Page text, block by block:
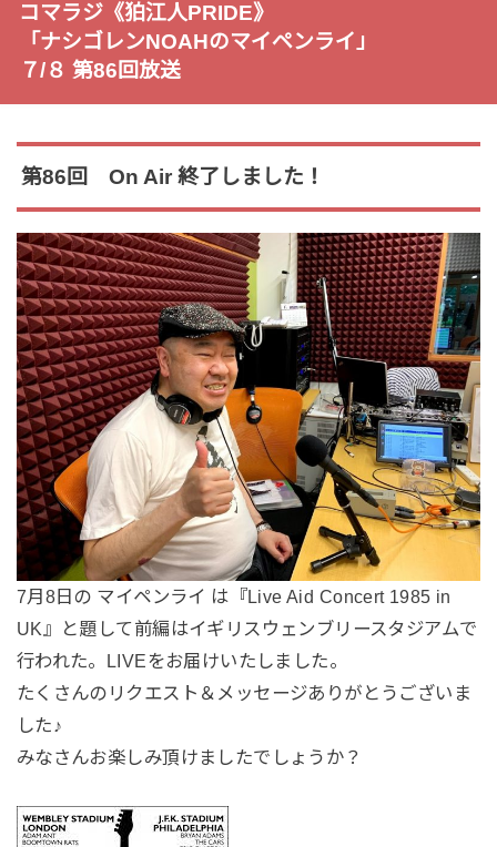
コマラジ《狛江人PRIDE》
「ナシゴレンNOAHのマイペンライ」
７/８ 第86回放送
第86回 On Air 終了しました！
7月8日の マイペンライ は『Live Aid Concert 1985 in
UK』と題して前編はイギリスウェンブリースタジアムで
行われた。LIVEをお届けいたしました。
たくさんのリクエスト＆メッセージありがとうございま
した♪
みなさんお楽しみ頂けましたでしょうか？